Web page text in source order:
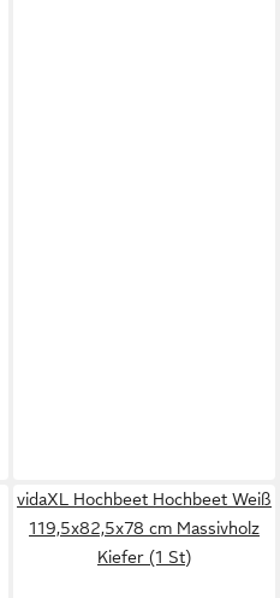
vidaXL Hochbeet Hochbeet Weiß
119,5x82,5x78 cm Massivholz
Kiefer (1 St)